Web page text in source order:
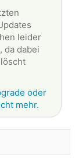
leider
da dabei
oder
mehr.